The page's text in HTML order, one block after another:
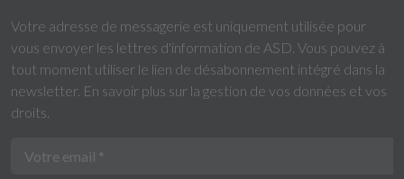
Votre adresse de messagerie est uniquement utilisée pour
vous envoyer les lettres d'information de ASD. Vous pouvez à
tout moment utiliser le lien de désabonnement intégré dans la
newsletter. En savoir plus sur la gestion de vos données et vos
droits